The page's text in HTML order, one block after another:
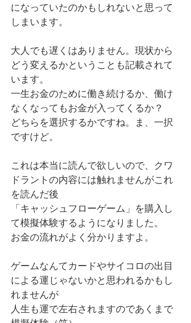
になっていたのかもしれないと思って
しまいます。
大人でも遅くはありません。現状から
どう変えるかということも記載されて
います。
一生お金のために働き続けるか、働け
なくなってもお金が入ってくるか？
どちらを選択するかですね。ま、一択
ですけど。
これは本当に読んで欲しいので、クワ
ドラントの内容には触れませんがこれ
を読んだ後
「キャッシュフローゲーム」を購入し
て模擬体験するようになりました。
お金の流れがよく分かりますよ。
ゲームなんてカードやサイコロの出目
による運じゃないかと思われるかもし
れませんが
人生も運で左右されますのであくまで